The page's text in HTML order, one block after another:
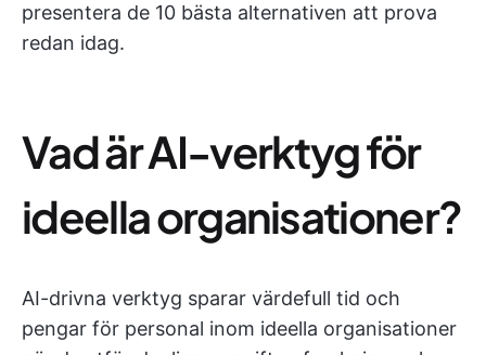
presentera de 10 bästa alternativen att prova
redan idag.
Vad är AI-verktyg för
ideella organisationer?
AI-drivna verktyg sparar värdefull tid och
pengar för personal inom ideella organisationer